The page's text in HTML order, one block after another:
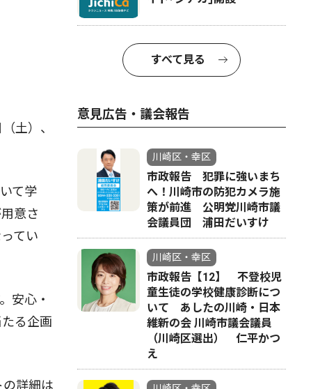
土）、
て学
意さ
てい
安心・
る企画
詳細は
すべて見る
意見広告・議会報告
川崎区・幸区
市政報告 犯罪に強いまち
へ！川崎市の防犯カメラ施
策が前進 公明党川崎市議
会議員団 浦田だいすけ
川崎区・幸区
市政報告【12】 不登校児
童生徒の学校健康診断につ
いて あしたの川崎・日本
維新の会 川崎市議会議員
（川崎区選出） 仁平かつ
え